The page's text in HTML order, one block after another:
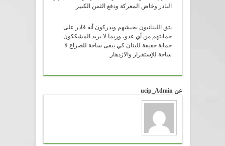
البادر وخاض المعركة ودفع الثمن الكبير.
يثق اللبنانيون بجيشهم ويدركون أنه قادر على
حمايتهم من أي عدو، وربما لا يريد المشككون
حماية حقيقة للبنان كي يبقى ساحة للصراع لا
ساحة للإستقرار والازدهار.
عن ucip_Admin